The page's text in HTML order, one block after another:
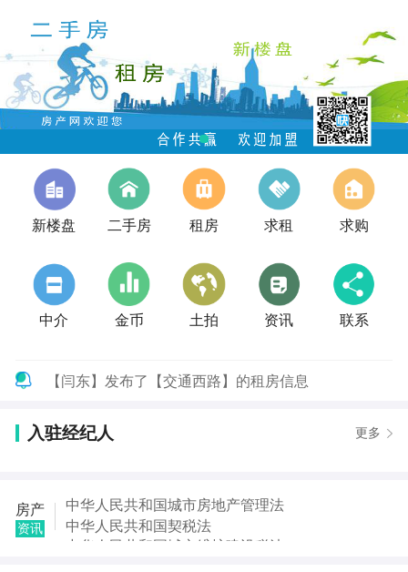
新楼盘 二手房 租房 求租 求购
中介 金币 土拍 资讯 联系
【闫东】发布了【交通西路】的租房信息
【程震】发布了【领秀城】的二手房信息
【许先生】发布了【长安西街新华街北段】的二手房
【龚女士】发布了【沈丘西关师范家属院附】的二手
房信息
【龚女士】发布了【沈丘西关师范家属院附】的二手
入驻经纪人 更多
房产
资讯
中华人民共和国城市房地产管理法
中华人民共和国契税法
中华人民共和国城市维护建设税法